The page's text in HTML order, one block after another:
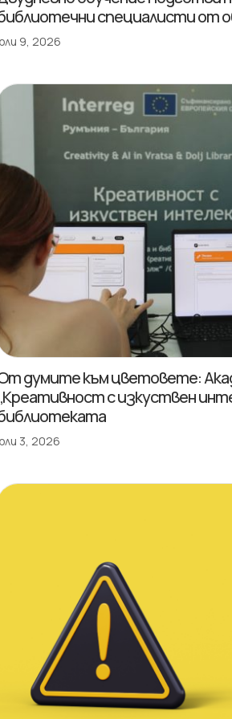
специалисти от
9, 2026
думите към цветовете:
с изкуствен
3, 2026